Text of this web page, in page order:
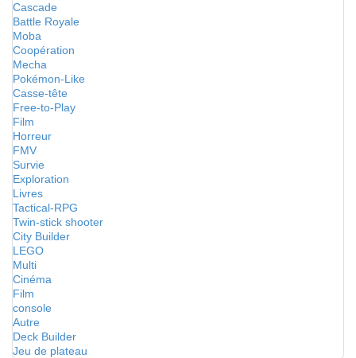
Cascade
Battle Royale
Moba
Coopération
Mecha
Pokémon-Like
Casse-tête
Free-to-Play
Film
Horreur
FMV
Survie
Exploration
Livres
Tactical-RPG
Twin-stick shooter
City Builder
LEGO
Multi
Cinéma
Film
console
Autre
Deck Builder
Jeu de plateau